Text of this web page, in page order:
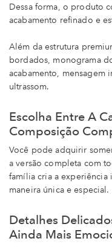
Dessa forma, o produto
acabamento refinado e
Além da estrutura
bordados, monograma
acabamento, mensagem
ultrassom.
Escolha Entre A
Composição
Você pode adquirir
a versão completa com
família cria a experiência
maneira única e especial.
Detalhes
Ainda Mais